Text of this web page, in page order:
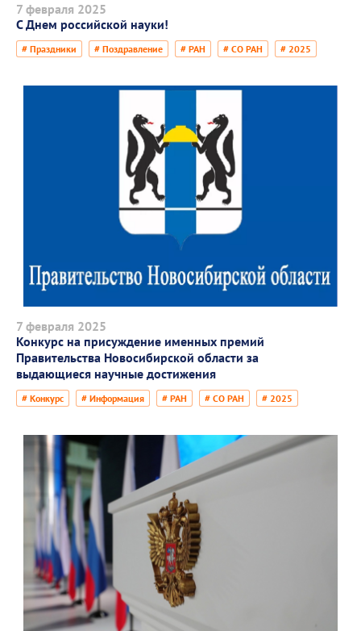
7 февраля 2025
С Днем российской науки!
# Праздники # Поздравление # РАН # СО РАН # 2025
7 февраля 2025
Конкурс на присуждение именных премий
Правительства Новосибирской области за
выдающиеся научные достижения
# Конкурс # Информация # РАН # СО РАН # 2025